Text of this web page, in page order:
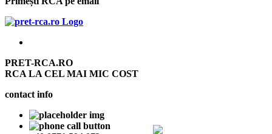
PRET-RCA.RO
RCA LA CEL MAI MIC COST
contact info